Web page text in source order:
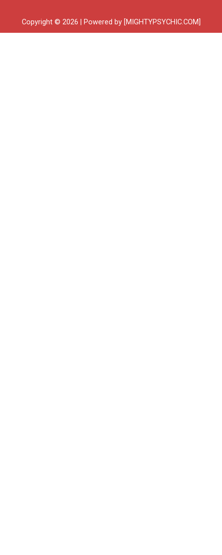
Copyright © 2026 | Powered by [MIGHTYPSYCHIC.COM]